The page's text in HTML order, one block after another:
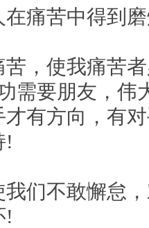
在痛苦中得到
苦，使我痛苦
需要朋友，伟
才有方向，有
!
我们不敢懈怠
!